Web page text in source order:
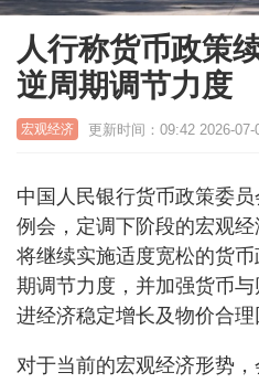
人行称货币政策
逆周期调节力度
宏观经济 更新时间：09:42 2026-07-
中国人民银行货币政策委
例会，定调下阶段的宏观
将继续实施适度宽松的货
期调节力度，并加强货币
进经济稳定增长及物价合理
对于当前的宏观经济形势